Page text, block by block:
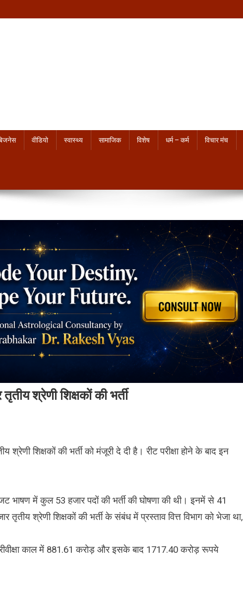
वीडियो स्वास्थ्य सामाजिक विशेष धर्म – कर्म विचार मंच
श्रेणी शिक्षकों की भर्ती
शिक्षकों की भर्ती को मंजूरी दे दी है। रीट परीक्षा होने के बाद इन
भाषण में कुल 53 हजार पदों की भर्ती की घोषणा की थी। इनमें से 41
तृतीय श्रेणी शिक्षकों की भर्ती के संबंध में प्रस्ताव वित्त विभाग को भेजा था,
काल में 881.61 करोड़ और इसके बाद 1717.40 करोड़ रूपये